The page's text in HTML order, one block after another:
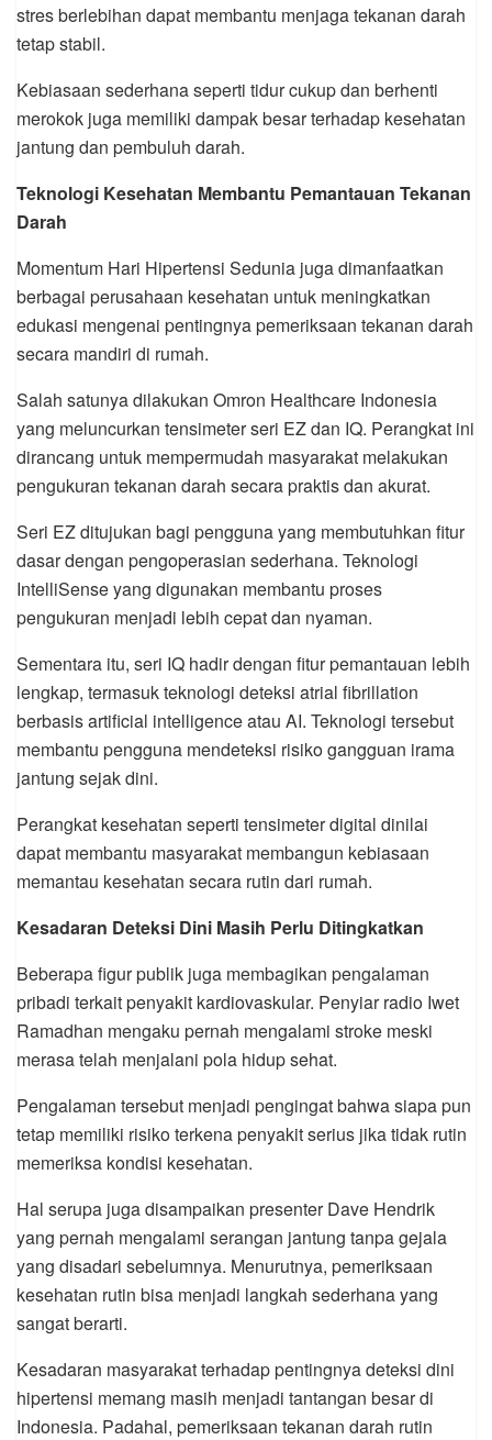
stres berlebihan dapat membantu menjaga tekanan darah
tetap stabil.
Kebiasaan sederhana seperti tidur cukup dan berhenti
merokok juga memiliki dampak besar terhadap kesehatan
jantung dan pembuluh darah.
Teknologi Kesehatan Membantu Pemantauan Tekanan
Darah
Momentum Hari Hipertensi Sedunia juga dimanfaatkan
berbagai perusahaan kesehatan untuk meningkatkan
edukasi mengenai pentingnya pemeriksaan tekanan darah
secara mandiri di rumah.
Salah satunya dilakukan Omron Healthcare Indonesia
yang meluncurkan tensimeter seri EZ dan IQ. Perangkat ini
dirancang untuk mempermudah masyarakat melakukan
pengukuran tekanan darah secara praktis dan akurat.
Seri EZ ditujukan bagi pengguna yang membutuhkan fitur
dasar dengan pengoperasian sederhana. Teknologi
IntelliSense yang digunakan membantu proses
pengukuran menjadi lebih cepat dan nyaman.
Sementara itu, seri IQ hadir dengan fitur pemantauan lebih
lengkap, termasuk teknologi deteksi atrial fibrillation
berbasis artificial intelligence atau AI. Teknologi tersebut
membantu pengguna mendeteksi risiko gangguan irama
jantung sejak dini.
Perangkat kesehatan seperti tensimeter digital dinilai
dapat membantu masyarakat membangun kebiasaan
memantau kesehatan secara rutin dari rumah.
Kesadaran Deteksi Dini Masih Perlu Ditingkatkan
Beberapa figur publik juga membagikan pengalaman
pribadi terkait penyakit kardiovaskular. Penyiar radio Iwet
Ramadhan mengaku pernah mengalami stroke meski
merasa telah menjalani pola hidup sehat.
Pengalaman tersebut menjadi pengingat bahwa siapa pun
tetap memiliki risiko terkena penyakit serius jika tidak rutin
memeriksa kondisi kesehatan.
Hal serupa juga disampaikan presenter Dave Hendrik
yang pernah mengalami serangan jantung tanpa gejala
yang disadari sebelumnya. Menurutnya, pemeriksaan
kesehatan rutin bisa menjadi langkah sederhana yang
sangat berarti.
Kesadaran masyarakat terhadap pentingnya deteksi dini
hipertensi memang masih menjadi tantangan besar di
Indonesia. Padahal, pemeriksaan tekanan darah rutin